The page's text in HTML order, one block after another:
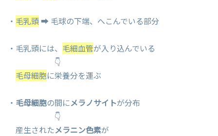
・ 毛乳頭➡ 毛球の下端、へこんでいる部分
・毛乳頭には、 毛細血管が入り込んでいる
👇
毛母細胞に栄養分を運ぶ
・ 毛母細胞の間にメラノサイトが分布
👇
産生されたメラニン色素が